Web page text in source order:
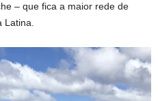
– que fica a maior rede de